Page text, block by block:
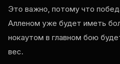
Это важно, потому что
Алленом уже будет иметь
нокаутом в главном бою
вес.